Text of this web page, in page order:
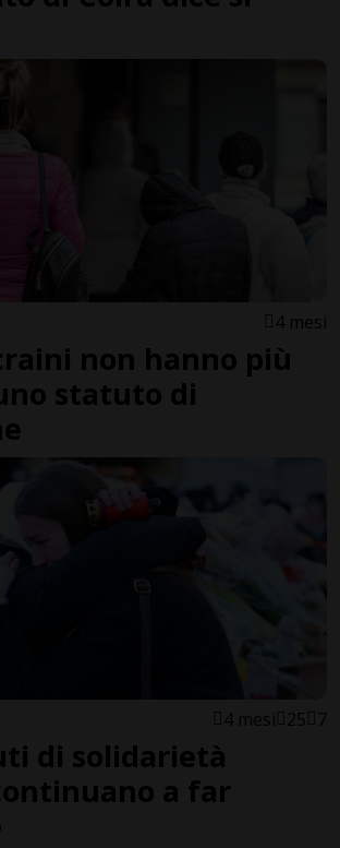
4 mesi
non hanno più
statuto di
4 mesi 25 7
di solidarietà
a far